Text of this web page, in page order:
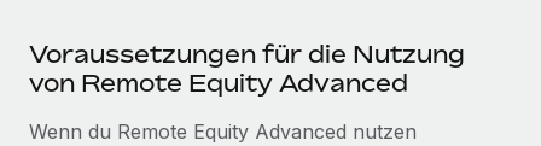
Voraussetzungen für die Nutzung
von Remote Equity Advanced
Wenn du Remote Equity Advanced nutzen